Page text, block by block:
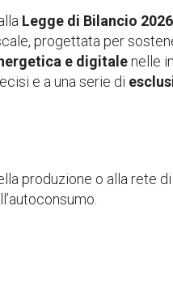
Legge di Bilancio 2026
progettata per
e digitalenelle
e a una serie di
produzione o alla rete